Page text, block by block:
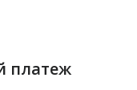
платеж